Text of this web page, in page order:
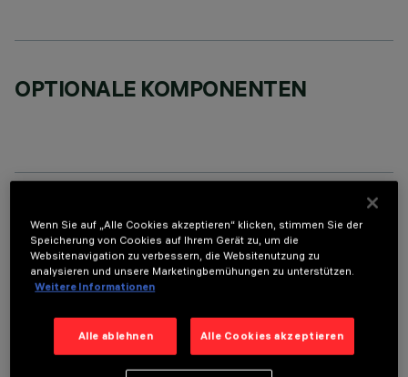
OPTIONALE KOMPONENTEN
TECHNISCHE DATEN
LETZTES UPDATE: 05.08.2026
BESCHREIBUNG
Miniaturisierte, rechteckige Einbauleuchte mit LED.
Aluminiumdruckguss, Version mit Anschlag-Konturenrahmen.
Wenn Sie auf „Alle Cookies akzeptieren“ klicken, stimmen Sie der
Speicherung von Cookies auf Ihrem Gerät zu, um die
Websitenavigation zu verbessern, die Websitenutzung zu
analysieren und unsere Marketingbemühungen zu unterstützen.
Weitere Informationen
Alle ablehnen Alle Cookies akzeptieren